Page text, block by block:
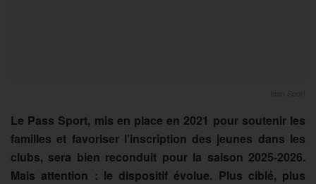
Le Pass Sport, mis en place en 2021 pour soutenir les
familles et favoriser l’inscription des jeunes dans les
clubs, sera bien reconduit pour la saison 2025-2026.
Mais attention : le dispositif évolue. Plus ciblé, plus